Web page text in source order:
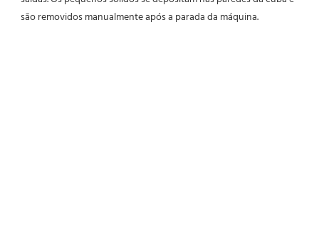
são removidos manualmente após a parada da máquina.